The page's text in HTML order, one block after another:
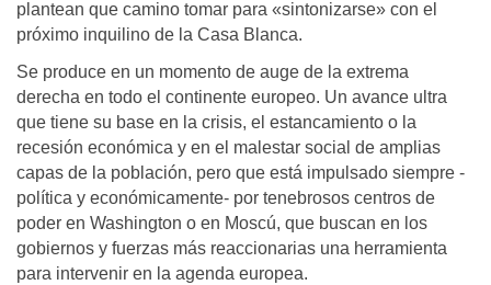
plantean que camino tomar para «sintonizarse» con el
próximo inquilino de la Casa Blanca.
Se produce en un momento de auge de la extrema
derecha en todo el continente europeo. Un avance ultra
que tiene su base en la crisis, el estancamiento o la
recesión económica y en el malestar social de amplias
capas de la población, pero que está impulsado siempre -
política y económicamente- por tenebrosos centros de
poder en Washington o en Moscú, que buscan en los
gobiernos y fuerzas más reaccionarias una herramienta
para intervenir en la agenda europea.